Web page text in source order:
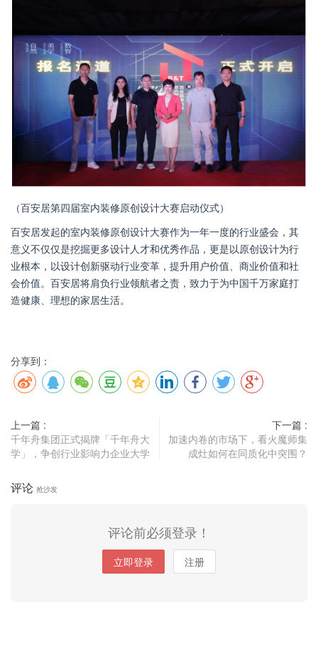
（百安居第四届室内装修原创设计大赛启动仪式）
百安居发起的室内装修原创设计大赛作为一年一度的行业盛会，其
意义不仅仅是挖掘更多设计人才和优秀作品，更是以原创设计为行
业根本，以设计创新驱动行业变革，提升用户价值、商业价值和社
会价值。百安居将肩负行业领航者之责，致力于为中国千万家庭打
造健康、理想的家居生活。
分享到：
上一篇 :
千年舟集团正式揭牌「千年舟大
学」，争创行业影响力企业大学
下一篇 :
加速内卷的市场下，看火魔师集
成灶如何在同质化中突围？
评论 抢沙发
评论前必须登录！
立即登录 注册